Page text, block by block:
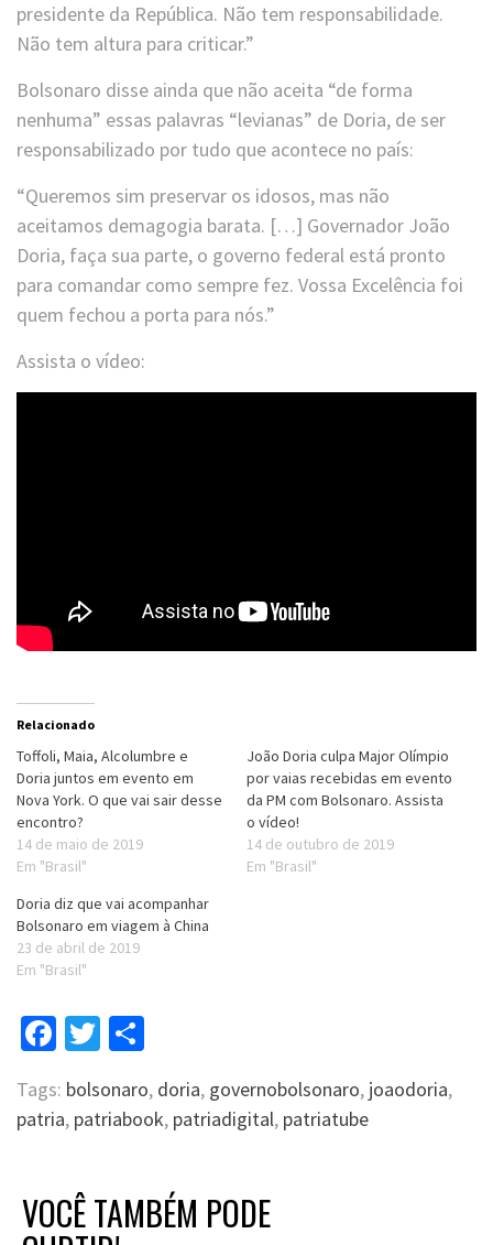
presidente da República. Não tem responsabilidade.
Não tem altura para criticar.”
Bolsonaro disse ainda que não aceita “de forma
nenhuma” essas palavras “levianas” de Doria, de ser
responsabilizado por tudo que acontece no país:
“Queremos sim preservar os idosos, mas não
aceitamos demagogia barata. […] Governador João
Doria, faça sua parte, o governo federal está pronto
para comandar como sempre fez. Vossa Excelência foi
quem fechou a porta para nós.”
Assista o vídeo:
Relacionado
Toffoli, Maia, Alcolumbre e
Doria juntos em evento em
Nova York. O que vai sair desse
encontro?
14 de maio de 2019
Em "Brasil"
João Doria culpa Major Olímpio
por vaias recebidas em evento
da PM com Bolsonaro. Assista
o vídeo!
14 de outubro de 2019
Em "Brasil"
Doria diz que vai acompanhar
Bolsonaro em viagem à China
23 de abril de 2019
Em "Brasil"
Facebook
Twitter
Tags: bolsonaro, doria, governobolsonaro, joaodoria,
patria, patriabook, patriadigital, patriatube
VOCÊ TAMBÉM PODE